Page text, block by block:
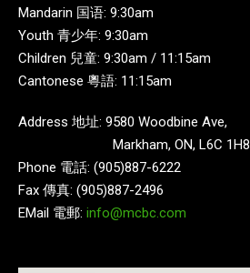
Mandarin 国语: 9:30am
Youth 青少年: 9:30am
Children 兒童: 9:30am / 11:15am
Cantonese 粵語: 11:15am
Address 地址: 9580 Woodbine Ave,
Markham, ON, L6C 1H8
Phone 電話: (905)887-6222
Fax 傳真: (905)887-2496
EMail 電郵: info@mcbc.com